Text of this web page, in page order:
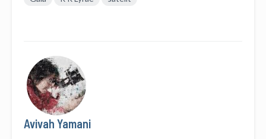
Avivah Yamani